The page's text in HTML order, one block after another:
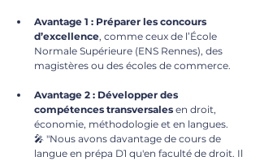
Avantage 1 : Préparer les concours
d’excellence, comme ceux de l’École
Normale Supérieure (ENS Rennes), des
magistères ou des écoles de commerce.
Avantage 2 : Développer des
compétences transversales en droit,
économie, méthodologie et en langues.
🎤 "Nous avons davantage de cours de
langue en prépa D1 qu'en faculté de droit. Il